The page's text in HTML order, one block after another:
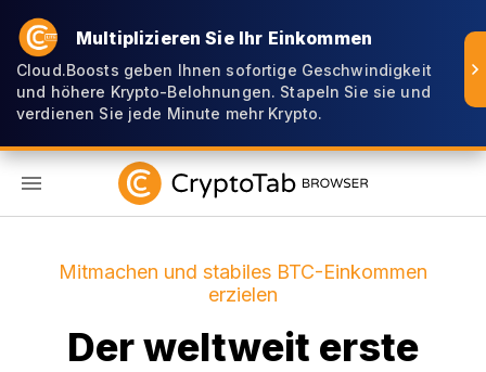
Multiplizieren Sie Ihr Einkommen
Cloud.Boosts geben Ihnen sofortige Geschwindigkeit
und höhere Krypto-Belohnungen. Stapeln Sie sie und
verdienen Sie jede Minute mehr Krypto.
Mitmachen und stabiles BTC-Einkommen
erzielen
Der weltweit erste